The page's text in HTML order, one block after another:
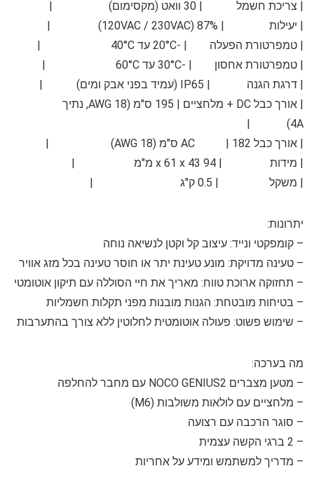
| צריכת חשמל | 30 וואט (מקסימום) |
| יעילות | 87% (120VAC / 230VAC) |
| טמפרטורת הפעלה | -20°C עד 40°C |
| טמפרטורת אחסון | -30°C עד 60°C |
| דרגת הגנה | IP65 (עמיד בפני אבק ומים) |
| אורך כבל DC + מלחציים
| 195 ס"מ (18 AWG, נתיך
4A) |
| אורך כבל AC | 182 ס"מ (18 AWG) |
| מידות | 94 x 61 x 43 מ"מ |
| משקל | 0.5 ק"ג |
יתרונות:
– קומפקטי ונייד: עיצוב קל וקטן לנשיאה נוחה
– טעינה מדויקת: מונע טעינת יתר או חוסר טעינה בכל מזג אוויר
– תחזוקה ארוכת טווח: מאריך את חיי הסוללה עם תיקון אוטומטי
– בטיחות מובטחת: הגנות מובנות מפני תקלות חשמליות
– שימוש פשוט: פעולה אוטומטית לחלוטין ללא צורך בהתערבות
מה בערכה:
– מטען מצברים NOCO GENIUS2 עם מחבר להחלפה
– מלחציים עם לולאות משולבות (M6)
– סוגר הרכבה עם רצועה
– 2 ברגי הקשה עצמית
– מדריך למשתמש ומידע על אחריות